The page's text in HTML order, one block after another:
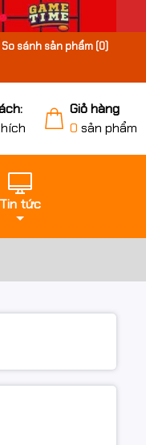
So sánh sản phẩm (0)
Giỏ hàng
0 sản phẩm
Tin tức